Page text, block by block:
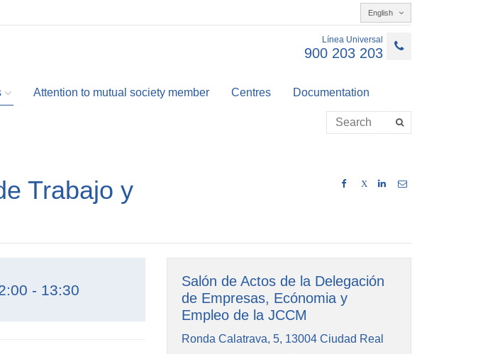
English
Línea Universal
900 203 203
Attention to mutual society member Centres Documentation
X
Trabajo y
- 13:30
Salón de Actos de la Delegación
de Empresas, Ecónomia y
Empleo de la JCCM
Ronda Calatrava, 5, 13004 Ciudad Real